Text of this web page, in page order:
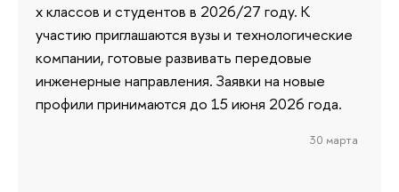
х классов и студентов в 2026/27 году. К
участию приглашаются вузы и технологические
компании, готовые развивать передовые
инженерные направления. Заявки на новые
профили принимаются до 15 июня 2026 года.
30 марта